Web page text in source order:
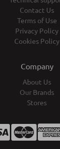
Contact Us
Terms of Use
Privacy Policy
Cookies Policy
Company
About Us
Our Brands
Stores